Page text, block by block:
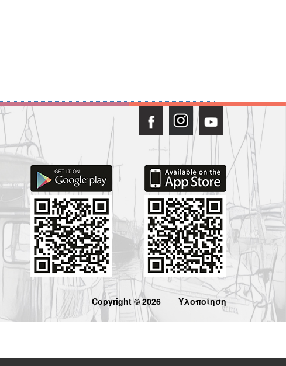
Copyright © 2026 Υλοποίηση